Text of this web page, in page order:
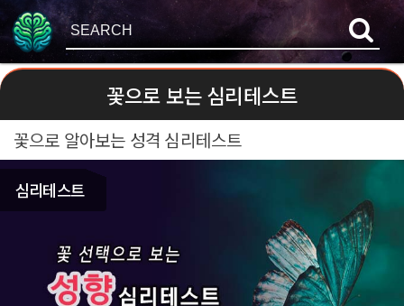
꽃으로 보는 심리테스트
꽃으로 알아보는 성격 심리테스트
심리테스트